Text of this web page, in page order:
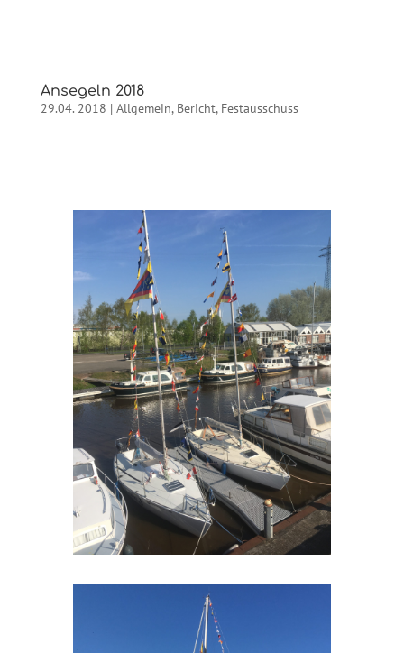
Ansegeln 2018
29.04. 2018 | Allgemein, Bericht, Festausschuss